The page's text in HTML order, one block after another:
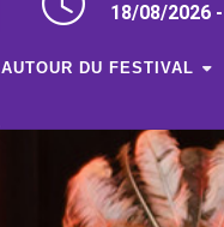
18/08/2026
AUTOUR DU FESTIVAL